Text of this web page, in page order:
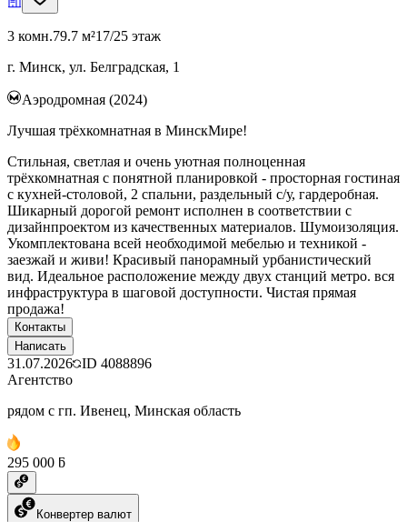
3 комн.79.7 м²17/25 этаж
г. Минск, ул. Белградская, 1
Аэродромная (2024)
Лучшая трёхкомнатная в МинскМире!
Стильная, светлая и очень уютная полноценная
трёхкомнатная с понятной планировкой - просторная гостиная
с кухней-столовой, 2 спальни, раздельный с/у, гардеробная.
Шикарный дорогой ремонт исполнен в соответствии с
дизайнпроектом из качественных материалов. Шумоизоляция.
Укомплектована всей необходимой мебелью и техникой -
заезжай и живи! Красивый панорамный урбанистический
вид. Идеальное расположение между двух станций метро. вся
инфраструктура в шаговой доступности. Чистая прямая
продажа!
Контакты
Написать
31.07.2026 ID 4088896
Агентство
рядом с гп. Ивенец, Минская область
295 000 ƃ
Конвертер валют